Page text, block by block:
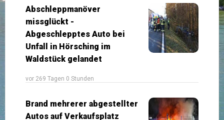
Abschleppmanöver
missglückt -
Abgeschlepptes Auto bei
Unfall in Hörsching im
Waldstück gelandet
vor 269 Tagen 0 Stunden
Brand mehrerer abgestellter
Autos auf Verkaufsplatz